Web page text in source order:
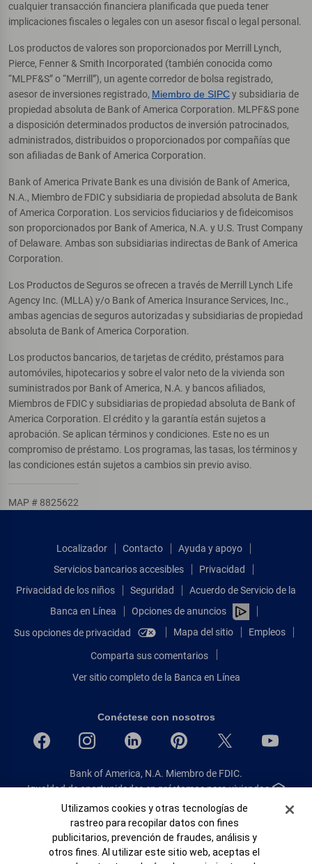
cualquier transacción financiera planificada que pueda tener
implicaciones fiscales o legales con un asesor fiscal o legal personal.
Los productos de valores son proporcionados por Merrill Lynch,
Pierce, Fenner & Smith Incorporated (también conocida como
“MLPF&S” o “Merrill”), un agente corredor de bolsa registrado,
asesor de inversiones registrado, Miembro de SIPCy subsidiaria de
propiedad absoluta de Bank of America Corporation. MLPF&S pone
a disposición determinados productos de inversión patrocinados,
administrados, distribuidos o proporcionados por compañías que
son afiliadas de Bank of America Corporation.
Bank of America Private Bank es una división de Bank of America,
N.A., Miembro de FDIC y subsidiaria de propiedad absoluta de Bank
of America Corporation. Los servicios fiduciarios y de fideicomisos
son proporcionados por Bank of America, N.A. y U.S. Trust Company
of Delaware. Ambas son subsidiarias indirectas de Bank of America
Corporation.
Los Productos de Seguros se ofrecen a través de Merrill Lynch Life
Agency Inc. (MLLA) y/o Bank of America Insurance Services, Inc.,
ambas agencias de seguros autorizadas y subsidiarias de propiedad
absoluta de Bank of America Corporation.
Los productos bancarios, de tarjetas de crédito, préstamos para
automóviles, hipotecarios y sobre el valor neto de la vivienda son
suministrados por Bank of America, N.A. y bancos afiliados,
Miembros de FDIC y subsidiarias de propiedad absoluta de Bank of
America Corporation. El crédito y la garantía están sujetos a
aprobación. Se aplican términos y condiciones. Este no es un
compromiso de préstamo. Los programas, las tasas, los términos y
las condiciones están sujetos a cambios sin previo aviso.
MAP # 8825622
Localizador Contacto
Ayuda y apoyo
Servicios bancarios accesibles
Privacidad
Privacidad de los niños
Seguridad
Acuerdo de Servicio de la
Banca en Línea
Opciones de anuncios
Sus opciones de privacidad
Mapa del sitio Empleos
Comparta sus comentarios
Ver sitio completo de la Banca en Línea
Conéctese con nosotros
Bank of America, N.A. Miembro de FDIC.
Igualdad de oportunidades en préstamos para viviendas
© 2026 Bank of America Corporation.
Todos Los Derechos Reservados.
Patente: patents.bankofamerica.com
Banner de Cookies
Utilizamos cookies y otras tecnologías de
rastreo para recopilar datos con fines
publicitarios, prevención de fraudes, análisis y
otros fines. Al utilizar este sitio web, aceptas el